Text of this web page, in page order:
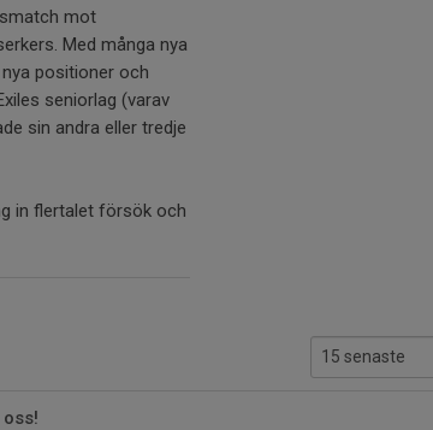
mot
Med många nya
positioner och
seniorlag (varav
sin andra eller tredje
in flertalet försök och